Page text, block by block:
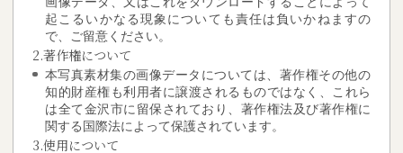
起こるいかなる現象についても責任は負いかねますの
で、ご留意ください。
2.著作権について
本写真素材集の画像データについては、著作権その他の
知的財産権も利用者に譲渡されるものではなく、これら
は全て金沢市に留保されており、著作権法及び著作権に
関する国際法によって保護されています。
3.使用について